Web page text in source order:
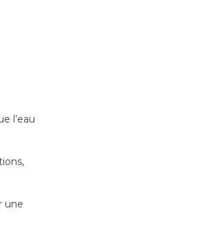
l’eau
une